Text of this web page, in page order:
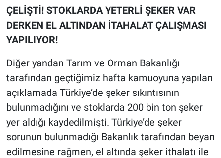
ÇELİŞTİ! STOKLARDA YETERLİ ŞEKER VAR
DERKEN EL ALTINDAN İTAHALAT ÇALIŞMASI
YAPILIYOR!
Diğer yandan Tarım ve Orman Bakanlığı
tarafından geçtiğimiz hafta kamuoyuna yapılan
açıklamada Türkiye’de şeker sıkıntısının
bulunmadığını ve stoklarda 200 bin ton şeker
yer aldığı kaydedilmişti. Türkiye’de şeker
sorunun bulunmadığı Bakanlık tarafından beyan
edilmesine rağmen, el altında şeker ithalatı ile